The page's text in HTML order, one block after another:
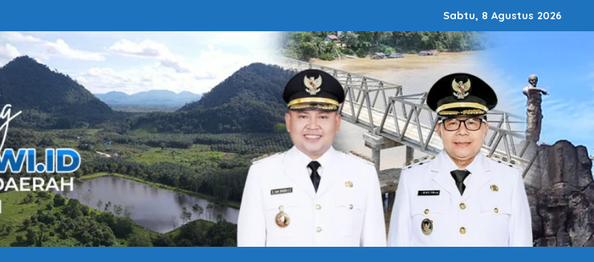
Sabtu, 8 Agustus 2026